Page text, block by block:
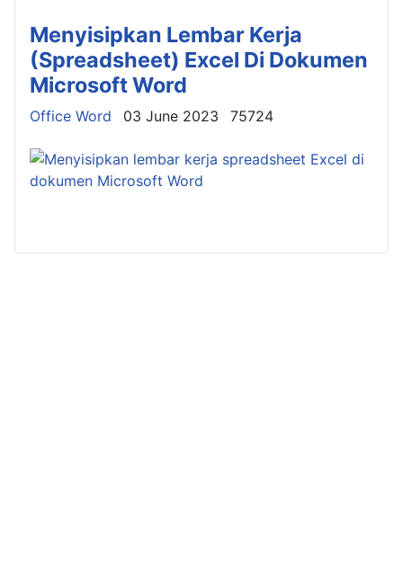
Menyisipkan Lembar Kerja
(Spreadsheet) Excel Di Dokumen
Microsoft Word
Details
Office Word 03 June 2023 75724